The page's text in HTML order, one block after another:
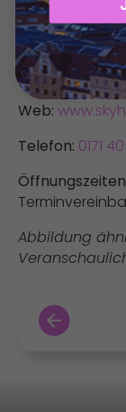
Dieses
Rabatten
Adresse:
Web:
Telefon: 0171
Abbildung